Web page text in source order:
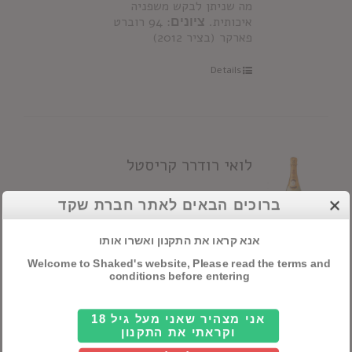
מה שניתן לבקש משפניה
איכותית. ציונים
: 94 רוברט
פארקר (בציר 2012)
Details
לואי רודרר קריסטל
Luis Roderer Cristal אזור
הגידול:
שמפניית קריסטל
מיוצרת רק בשנים הטובות ביותר
בסיווג גרנד קרו. זני הענבים:
60% פינו נואר, 40% שרדונה
ברוכים הבאים לאתר חברת שקד
אנא קראו את התקנון ואשרו אותו
Welcome to Shaked's website, Please read the terms and
conditions before entering
אני מצהיר שאני מעל גיל 18
וקראתי את התקנון